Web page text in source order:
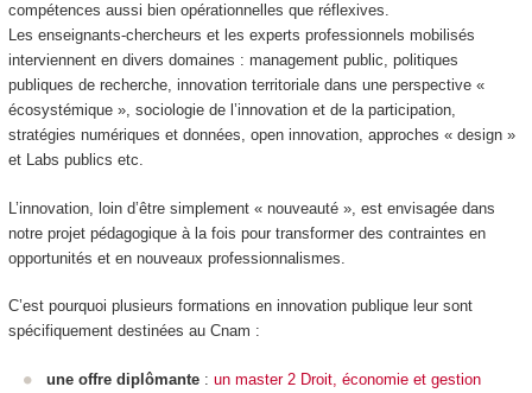
compétences aussi bien opérationnelles que réflexives.
Les enseignants-chercheurs et les experts professionnels mobilisés
interviennent en divers domaines : management public, politiques
publiques de recherche, innovation territoriale dans une perspective «
écosystémique », sociologie de l’innovation et de la participation,
stratégies numériques et données, open innovation, approches « design »
et Labs publics etc.
L’innovation, loin d’être simplement « nouveauté », est envisagée dans
notre projet pédagogique à la fois pour transformer des contraintes en
opportunités et en nouveaux professionnalismes.
C’est pourquoi plusieurs formations en innovation publique leur sont
spécifiquement destinées au Cnam :
une offre diplômante : un master 2 Droit, économie et gestion